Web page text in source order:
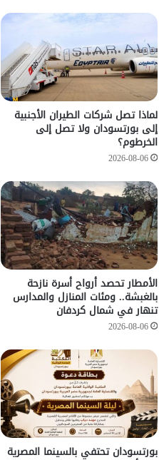
لماذا تصل شركات الطيران الأجنبية
إلى بورتسودان ولا تصل إلى
الخرطوم؟
2026-08-06
الأمطار تحصد أرواح أسرة نازحة
بالغبشة.. ومئات المنازل والمدارس
تنهار في شمال كردفان
2026-08-06
بورتسودان تحتفي بالسينما المصرية